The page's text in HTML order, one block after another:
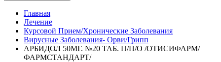
Главная
Лечение
Курсовой Прием/Хронические Заболевания
Вирусные Заболевания- Орви/Грипп
АРБИДОЛ 50МГ. №20 ТАБ. П/П/О /ОТИСИФАРМ/
ФАРМСТАНДАРТ/